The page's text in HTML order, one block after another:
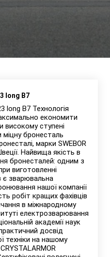
long B7
long B7 Технологія
економити
високому ступені
бронесталь
марки SWEBOR
Найвища якість в
бронесталей: одним з
виготовленні
є зварювальна
нашої компанії
робіт кращих фахівців
в міжнародному
електрозварювання
академії наук
досвід
техніки на нашому